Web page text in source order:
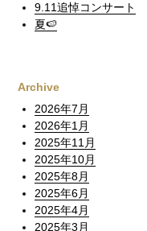
9.11追悼コンサート
夏🍉
Archive
2026年7月
2026年1月
2025年11月
2025年10月
2025年8月
2025年6月
2025年4月
2025年3月